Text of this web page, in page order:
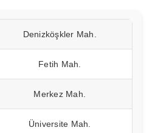
Denizköşkler Mah.
Fetih Mah.
Merkez Mah.
Üniversite Mah.